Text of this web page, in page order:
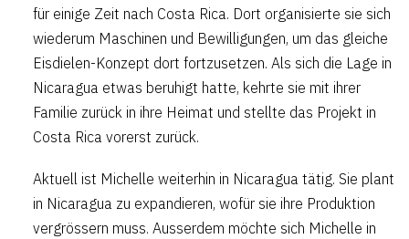
für einige Zeit nach Costa Rica. Dort organisierte sie sich
wiederum Maschinen und Bewilligungen, um das gleiche
Eisdielen-Konzept dort fortzusetzen. Als sich die Lage in
Nicaragua etwas beruhigt hatte, kehrte sie mit ihrer
Familie zurück in ihre Heimat und stellte das Projekt in
Costa Rica vorerst zurück.
Aktuell ist Michelle weiterhin in Nicaragua tätig. Sie plant
in Nicaragua zu expandieren, wofür sie ihre Produktion
vergrössern muss. Ausserdem möchte sich Michelle in